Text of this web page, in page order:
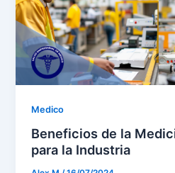
Medico
Beneficios de la
para la Industria